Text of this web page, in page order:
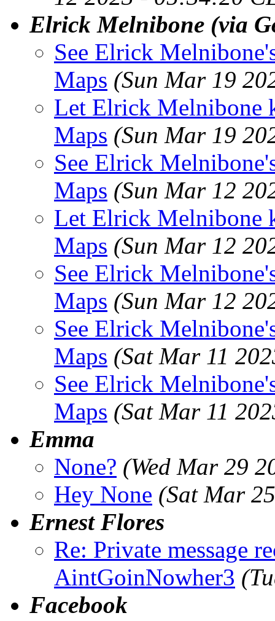
Elrick Melnibone (via
See Elrick
Maps (Sun Mar 19
Let Elrick Melnibone
Maps (Sun Mar 19
See Elrick
Maps (Sun Mar 12
Let Elrick Melnibone
Maps (Sun Mar 12
See Elrick
Maps (Sun Mar 12
See Elrick
Maps (Sat Mar 11
See Elrick
Maps (Sat Mar 11
Emma
None? (Wed Mar 29
Hey None (Sat Mar
Ernest Flores
Re: Private message
AintGoinNowher3
Facebook